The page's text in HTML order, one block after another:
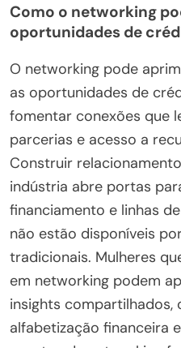
Como o networking
oportunidades de
O networking pode
as oportunidades de
fomentar conexões que
parcerias e acesso a
Construir
indústria abre portas
financiamento e linhas
não estão disponíveis
tradicionais. Mulheres
em networking podem
insights compartilhados,
alfabetização financeira